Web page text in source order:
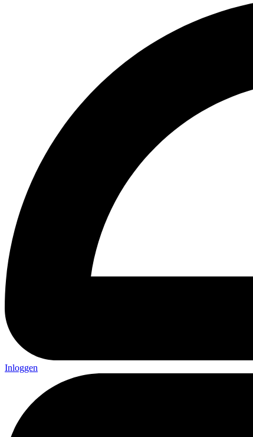
Inloggen